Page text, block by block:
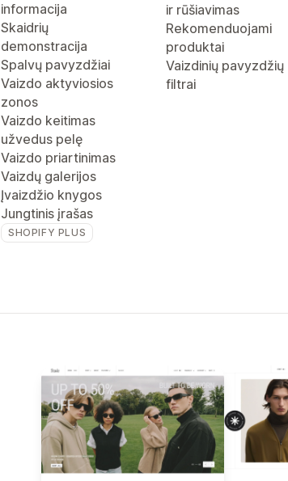
informacija
Skaidrių
demonstracija
Spalvų pavyzdžiai
Vaizdo aktyviosios
zonos
Vaizdo keitimas
užvedus pelę
Vaizdo priartinimas
Vaizdų galerijos
Įvaizdžio knygos
Jungtinis įrašas
SHOPIFY PLUS
ir rūšiavimas
Rekomenduojami
produktai
Vaizdinių pavyzdžių
filtrai